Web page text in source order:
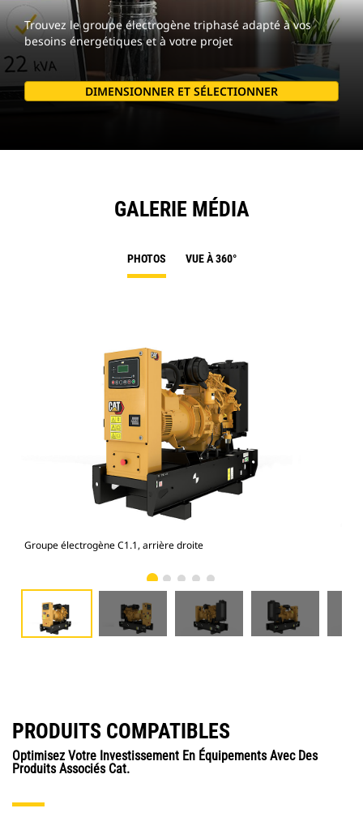
Trouvez le groupe électrogène triphasé adapté à vos
besoins énergétiques et à votre projet
DIMENSIONNER ET SÉLECTIONNER
GALERIE MÉDIA
PHOTOS VUE À 360°
Groupe électrogène C1.1, arrière droite
PRODUITS COMPATIBLES
Optimisez Votre Investissement En Équipements Avec Des
Produits Associés Cat.